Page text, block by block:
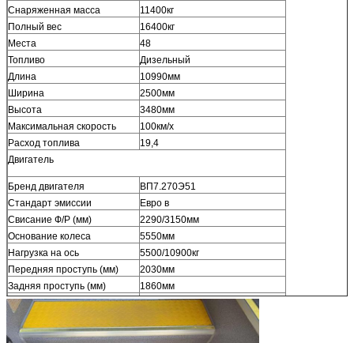
Снаряженная масса
11400кг
Полный вес
16400кг
Места
48
Топливо
Дизельный
Длина
10990мм
Ширина
2500мм
Высота
3480мм
Максимальная скорость
100км/х
Расход топлива
19,4
Двигатель
Бренд двигателя
ВП7.270Э51
Стандарт эмиссии
Евро в
Свисание Ф/Р (мм)
2290/3150мм
Основание колеса
5550мм
Нагрузка на ось
5500/10900кг
Передняя проступь (мм)
2030мм
Задняя проступь (мм)
1860мм
Подход/угол Депатуре
9/9°
Номер автошины
А/К
ДА